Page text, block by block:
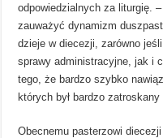
odpowiedzialnych za liturgię.
zauważyć dynamizm
dzieje w diecezji, zarówno
sprawy administracyjne, jak i
tego, że bardzo szybko
których był bardzo
Obecnemu pasterzowi